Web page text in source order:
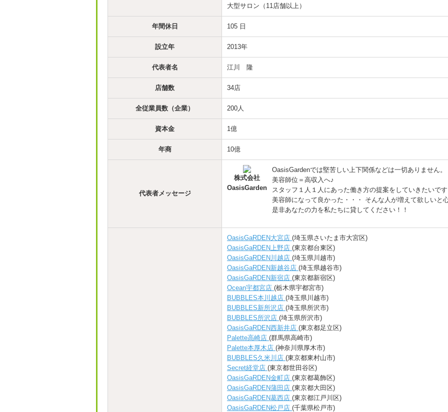
大型サロン（11店舗以上）
年間休日 105 日
設立年 2013年
代表者名 江川 隆
店舗数 34店
全従業員数（企業） 200人
資本金 1億
年商 10億
代表者メッセージ
株式会社
OasisGarden
OasisGardenでは堅苦しい上下関係などは一切ありません。
美容師位＝高収入へ♪
スタッフ１人１人にあった働き方の提案をしていきたいです
美容師になって良かった・・・ そんな人が増えて欲しいと
是非あなたの力を私たちに貸してください！！
OasisGaRDEN大宮店 (埼玉県さいたま市大宮区)
OasisGaRDEN上野店 (東京都台東区)
OasisGaRDEN川越店 (埼玉県川越市)
OasisGaRDEN新越谷店 (埼玉県越谷市)
OasisGaRDEN新宿店 (東京都新宿区)
Ocean宇都宮店 (栃木県宇都宮市)
BUBBLES本川越店 (埼玉県川越市)
BUBBLES新所沢店 (埼玉県所沢市)
BUBBLES所沢店 (埼玉県所沢市)
OasisGaRDEN西新井店 (東京都足立区)
Palette高崎店 (群馬県高崎市)
Palette本厚木店 (神奈川県厚木市)
BUBBLES久米川店 (東京都東村山市)
Secret経堂店 (東京都世田谷区)
OasisGaRDEN金町店 (東京都葛飾区)
OasisGaRDEN蒲田店 (東京都大田区)
OasisGaRDEN葛西店 (東京都江戸川区)
OasisGaRDEN松戸店 (千葉県松戸市)